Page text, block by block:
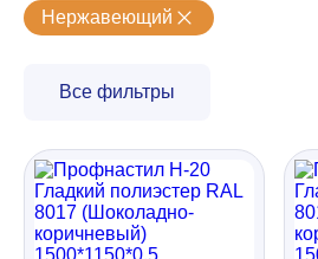
Забор
Нержавеющий
Все фильтры